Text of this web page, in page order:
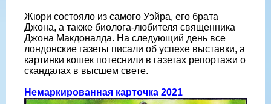
Жюри состояло из самого Уэйра, его брата
Джона, а также биолога-любителя священника
Джона Макдоналда. На следующий день все
лондонские газеты писали об успехе выставки, а
картинки кошек потеснили в газетах репортажи о
скандалах в высшем свете.
Немаркированная карточка 2021